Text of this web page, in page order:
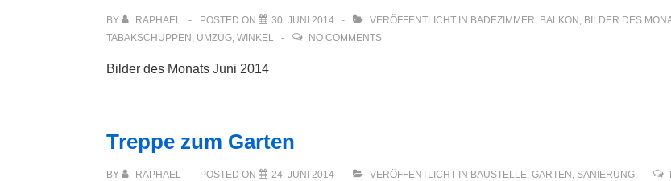
BY RAPHAEL POSTED ON 30. JUNI 2014 VERÖFFENTLICHT IN BADEZIMMER, BALKON , BILDER DES
TABAKSCHUPPEN , UMZUG, WINKEL NO COMMENTS
Bilder des Monats Juni 2014
Treppe zum Garten
BY RAPHAEL POSTED ON 24. JUNI 2014 VERÖFFENTLICHT IN BAUSTELLE, GARTEN , SANIERUNG